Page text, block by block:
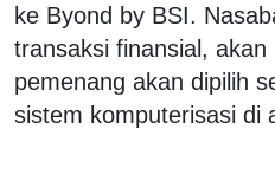
ke Byond by BSI.
transaksi finansial,
pemenang akan dipilih
sistem komputerisasi di